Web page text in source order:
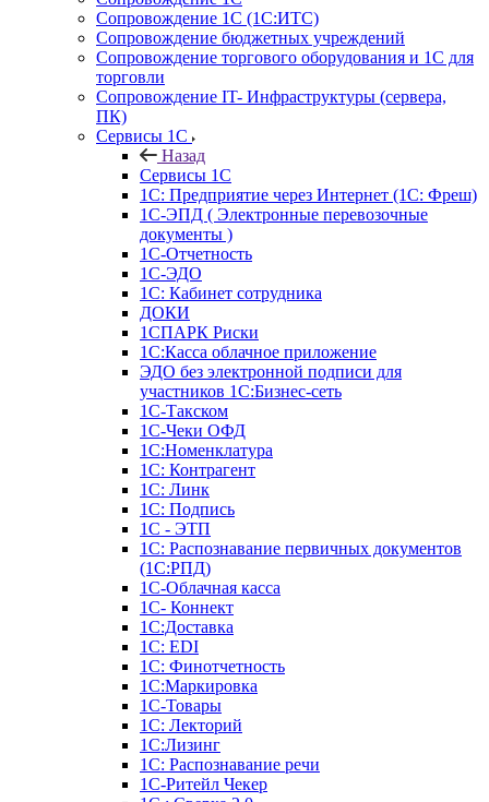
Сопровождение 1С (1С:ИТС)
Сопровождение бюджетных учреждений
Сопровождение торгового оборудования и 1С для
торговли
Сопровождение IT- Инфраструктуры (сервера,
ПК)
Сервисы 1С
Назад
Сервисы 1С
1С: Предприятие через Интернет (1С: Фреш)
1С-ЭПД ( Электронные перевозочные
документы )
1С-Отчетность
1С-ЭДО
1С: Кабинет сотрудника
ДОКИ
1СПАРК Риски
1С:Касса облачное приложение
ЭДО без электронной подписи для
участников 1С:Бизнес-сеть
1С-Такском
1С-Чеки ОФД
1С:Номенклатура
1С: Контрагент
1С: Линк
1С: Подпись
1С - ЭТП
1С: Распознавание первичных документов
(1С:РПД)
1С-Облачная касса
1С- Коннект
1С:Доставка
1С: EDI
1С: Финотчетность
1С:Маркировка
1С-Товары
1С: Лекторий
1С:Лизинг
1С: Распознавание речи
1C-Ритейл Чекер